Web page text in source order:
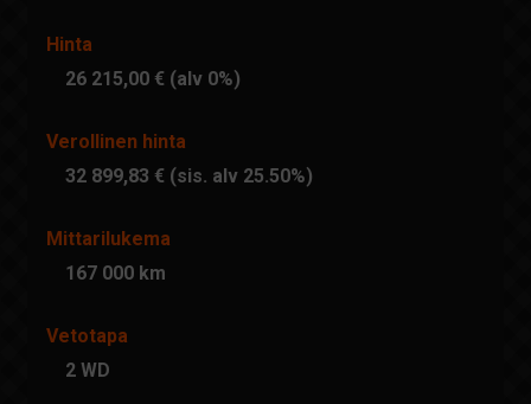
Hinta
26 215,00 € (alv 0%)
Verollinen hinta
32 899,83 € (sis. alv 25.50%)
Mittarilukema
167 000 km
Vetotapa
2 WD